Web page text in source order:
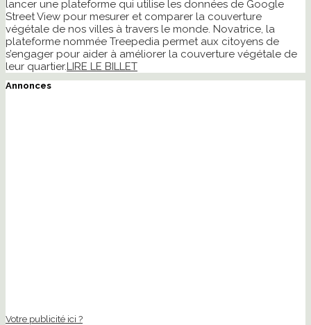
lancer une plateforme qui utilise les données de Google
Street View pour mesurer et comparer la couverture
végétale de nos villes à travers le monde. Novatrice, la
plateforme nommée Treepedia permet aux citoyens de
s’engager pour aider à améliorer la couverture végétale de
leur quartier.LIRE LE BILLET
Annonces
Votre publicité ici ?